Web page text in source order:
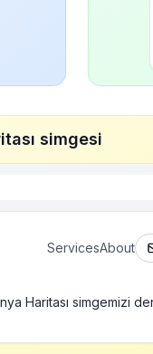
simgesi
ServicesAbout
Haritası simgemizi